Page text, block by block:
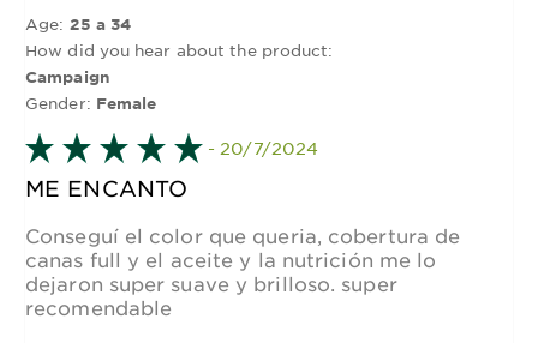
Age: 25 a 34
How did you hear about the product:
Campaign
Gender: Female
- 20/7/2024
ME ENCANTO
Conseguí el color que queria, cobertura de
canas full y el aceite y la nutrición me lo
dejaron super suave y brilloso. super
recomendable